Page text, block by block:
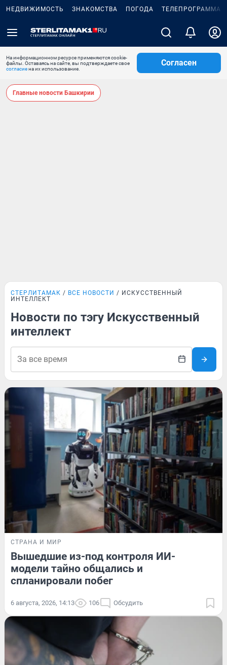
НЕДВИЖИМОСТЬ ЗНАКОМСТВА ПОГОДА ТЕЛЕПРОГРАММА
На информационном ресурсе применяются cookie-
файлы. Оставаясь на сайте, вы подтверждаете свое
согласиена их использование.
Согласен
Главные новости Башкирии
СТЕРЛИТАМАК ВСЕ НОВОСТИ
ИСКУССТВЕННЫЙ
ИНТЕЛЛЕКТ
Новости по тэгу Искусственный
интеллект
СТРАНА И МИР
Вышедшие из-под контроля ИИ-
модели тайно общались и
спланировали побег
6 августа, 2026, 14:13 106 Обсудить